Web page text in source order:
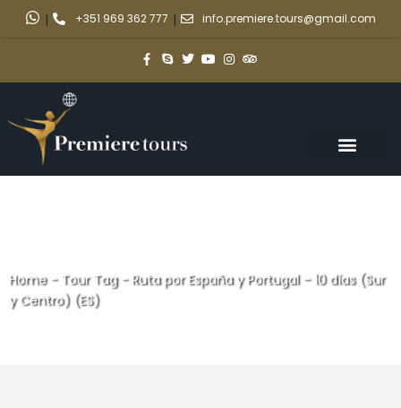
| +351 969 362 777 | info.premiere.tours@gmail.com
Home- Tour Tag- Ruta por España y Portugal – 10 días (Sur
y Centro) (ES)